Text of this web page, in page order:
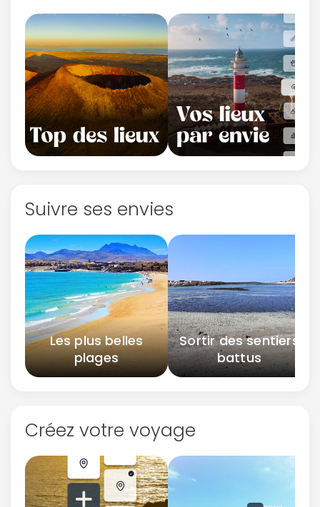
Suivre ses envies
Les plus belles
plages
Sortir des sentiers
battus
Créez votre voyage